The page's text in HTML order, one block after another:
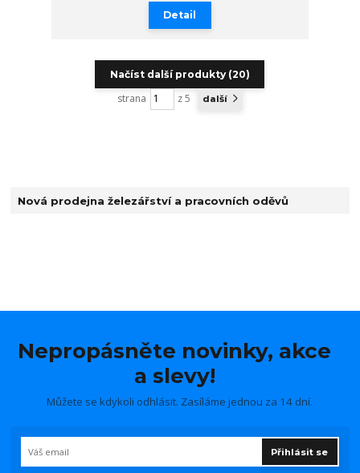
Nová prodejna železářství a pracovních oděvů
Detail
Načíst další produkty (20)
strana z 5 další
Nepropásněte novinky, akce
a slevy!
Můžete se kdykoli odhlásit. Zasíláme jednou za 14 dní.
Přihlásit se